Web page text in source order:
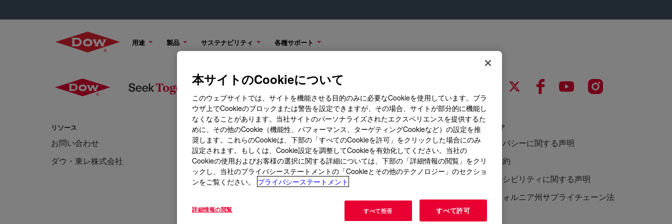
用途 製品 サステナビリティ 各種サポート
リソース
お問い合わせ
ダウ・東レ株式会社
トレーニング/学び
ニュース
イベント
コーポレートサイト
当社について
キャリア
IR・投資家向け情報
法令遵守
プライバシーに関する声明
利用規約
アクセシビリティに関する声明
カリフォルニア州サプライチェーン法
本サイトのCookieについて
このウェブサイトでは、サイトを機能させる目的のみに必要なCookieを使用しています。ブラ
ウザ上でCookieのブロックまたは警告を設定できますが、その場合、サイトが部分的に機能し
なくなることがあります。当社サイトのパーソナライズされたエクスペリエンスを提供するた
めに、その他のCookie（機能性、パフォーマンス、ターゲティングCookieなど）の設定を推
奨します。これらのCookieは、下部の「すべてのCookieを許可」をクリックした場合にのみ
設定されます。もしくは、Cookie設定を調整してCookieを有効化してください。当社の
Cookieの使用およびお客様の選択に関する詳細については、下部の「詳細情報の閲覧」をクリ
ックし、当社のプライバシーステートメントの「Cookieとその他のテクノロジー」のセクショ
ンをご覧ください。
プライバシーステートメント
詳細情報の閲覧 すべて拒否 すべて許可